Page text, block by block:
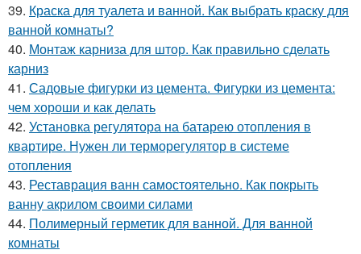
39. Краска для туалета и ванной. Как выбрать краску для
ванной комнаты?
40. Монтаж карниза для штор. Как правильно сделать
карниз
41. Садовые фигурки из цемента. Фигурки из цемента:
чем хороши и как делать
42. Установка регулятора на батарею отопления в
квартире. Нужен ли терморегулятор в системе
отопления
43. Реставрация ванн самостоятельно. Как покрыть
ванну акрилом своими силами
44. Полимерный герметик для ванной. Для ванной
комнаты